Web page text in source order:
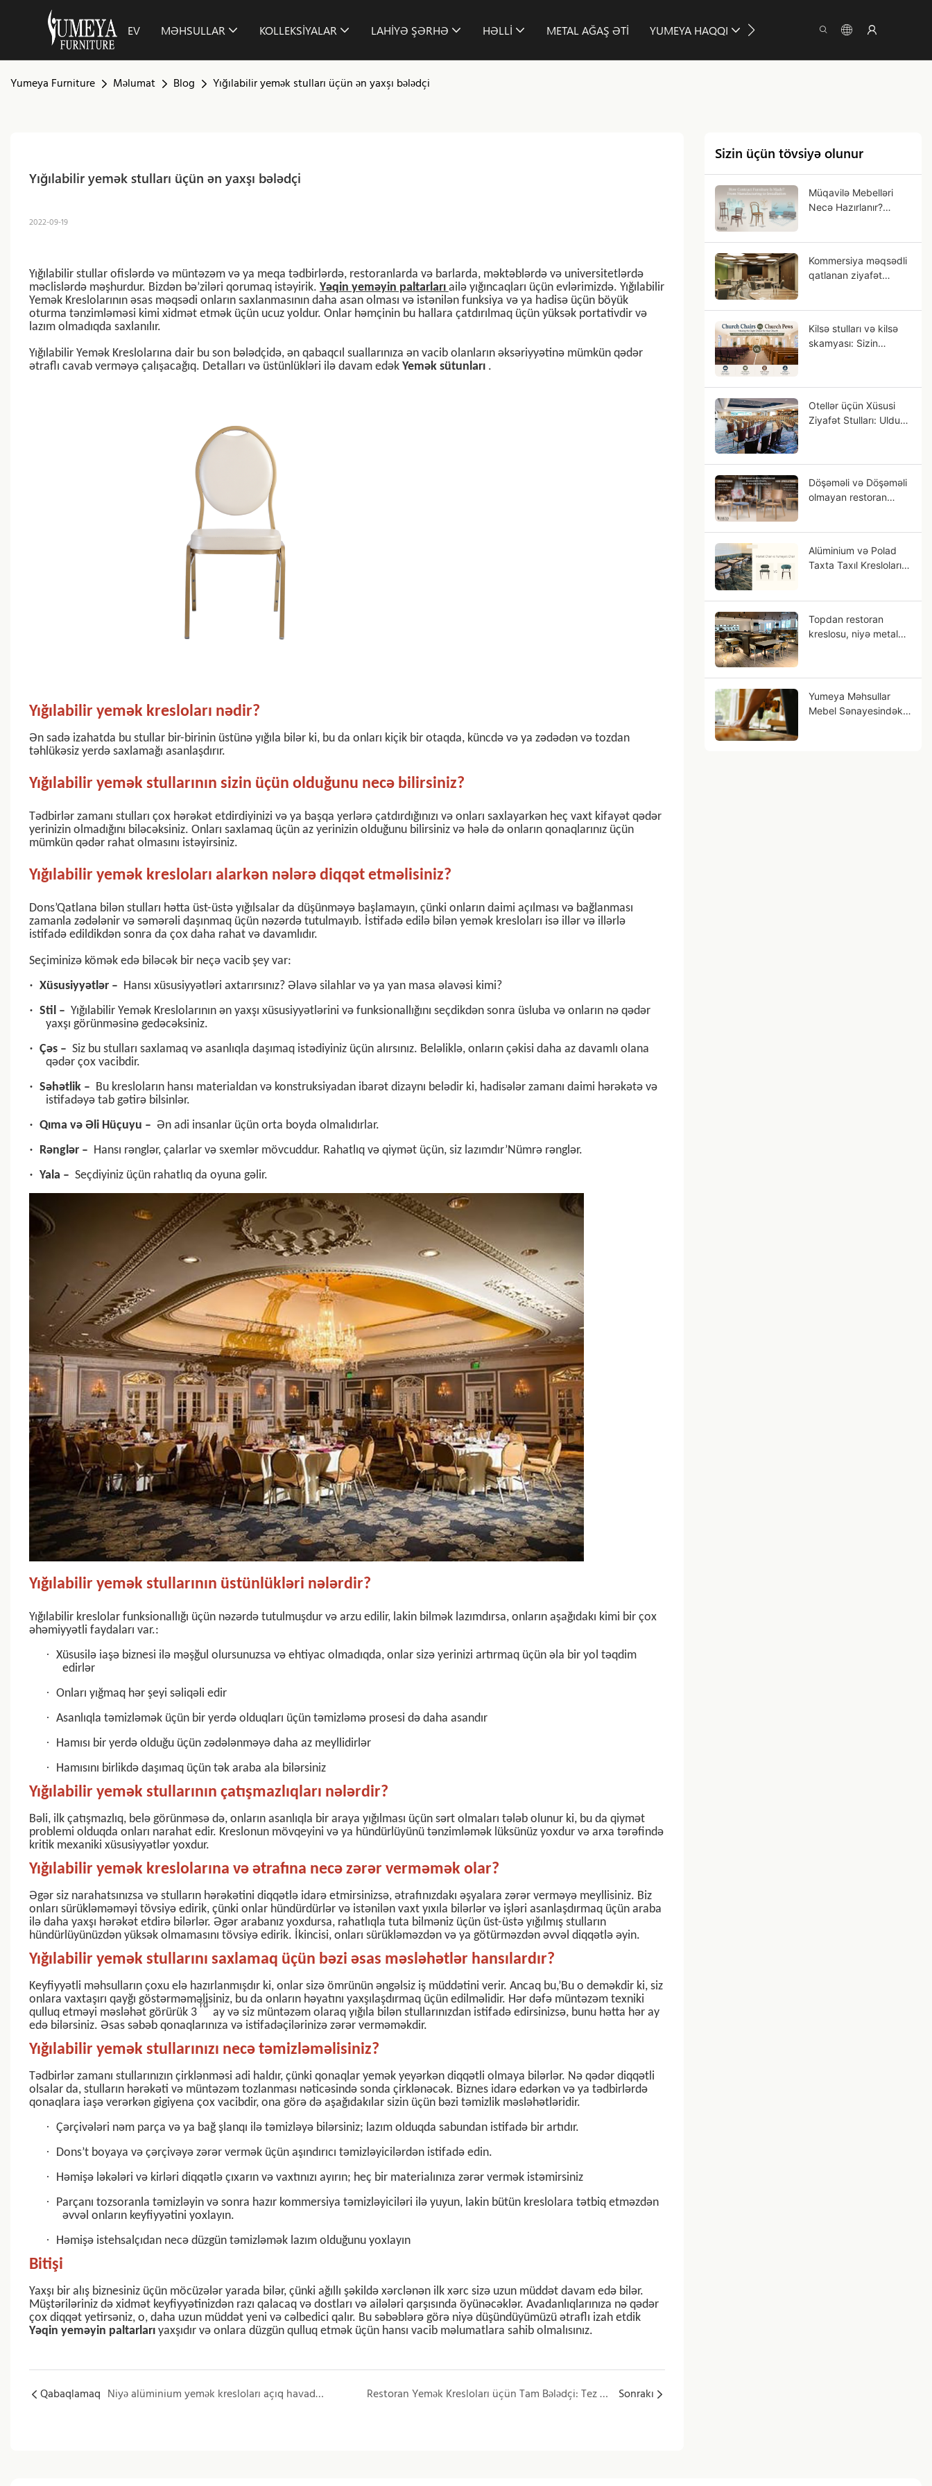
EV MƏHSULLAR KOLLEKSIYALAR LAHIYƏ ŞƏRHƏ HƏLLI METAL AĞAŞ ƏTI YUMEYA HAQQI BAĞLAN
Yumeya Furniture Məlumat Blog Yığılabilir yemək stulları üçün ən yaxşı bələdçi
Yığılabilir yemək stulları üçün ən yaxşı bələdçi
2022-09-19
Yığılabilir stullar ofislərdə və müntəzəm və ya meqa tədbirlərdə, restoranlarda və barlarda, məktəblərdə və universitetlərdə
məclislərdə məşhurdur. Bizdən bə’ziləri qorumaq istəyirik. Yəqin yeməyin paltarları ailə yığıncaqları üçün evlərimizdə. Yığılabilir
Yemək Kreslolarının əsas məqsədi onların saxlanmasının daha asan olması və istənilən funksiya və ya hadisə üçün böyük
oturma tənzimləməsi kimi xidmət etmək üçün ucuz yoldur. Onlar həmçinin bu hallara çatdırılmaq üçün yüksək portativdir və
lazım olmadıqda saxlanılır.
Yığılabilir Yemək Kreslolarına dair bu son bələdçidə, ən qabaqcıl suallarınıza ən vacib olanların əksəriyyətinə mümkün qədər
ətraflı cavab verməyə çalışacağıq. Detalları və üstünlükləri ilə davam edək Yemək sütunları .
Yığılabilir yemək kresloları nədir?
Ən sadə izahatda bu stullar bir-birinin üstünə yığıla bilər ki, bu da onları kiçik bir otaqda, küncdə və ya zədədən və tozdan
təhlükəsiz yerdə saxlamağı asanlaşdırır.
Yığılabilir yemək stullarının sizin üçün olduğunu necə bilirsiniz?
Tədbirlər zamanı stulları çox hərəkət etdirdiyinizi və ya başqa yerlərə çatdırdığınızı və onları saxlayarkən heç vaxt kifayət qədər
yerinizin olmadığını biləcəksiniz. Onları saxlamaq üçün az yerinizin olduğunu bilirsiniz və hələ də onların qonaqlarınız üçün
mümkün qədər rahat olmasını istəyirsiniz.
Yığılabilir yemək kresloları alarkən nələrə diqqət etməlisiniz?
Dons’Qatlana bilən stulları hətta üst-üstə yığılsalar da düşünməyə başlamayın, çünki onların daimi açılması və bağlanması
zamanla zədələnir və səmərəli daşınmaq üçün nəzərdə tutulmayıb. İstifadə edilə bilən yemək kresloları isə illər və illərlə
istifadə edildikdən sonra da çox daha rahat və davamlıdır.
Seçiminizə kömək edə biləcək bir neçə vacib şey var:
· Xüsusiyyətlər – Hansı xüsusiyyətləri axtarırsınız? Əlavə silahlar və ya yan masa əlavəsi kimi?
· Stil – Yığılabilir Yemək Kreslolarının ən yaxşı xüsusiyyətlərini və funksionallığını seçdikdən sonra üsluba və onların nə qədər
yaxşı görünməsinə gedəcəksiniz.
· Çəs – Siz bu stulları saxlamaq və asanlıqla daşımaq istədiyiniz üçün alırsınız. Beləliklə, onların çəkisi daha az davamlı olana
qədər çox vacibdir.
· Səhətlik – Bu kresloların hansı materialdan və konstruksiyadan ibarət dizaynı belədir ki, hadisələr zamanı daimi hərəkətə və
istifadəyə tab gətirə bilsinlər.
· Qıma və Əli Hüçuyu – Ən adi insanlar üçün orta boyda olmalıdırlar.
· Rənglər – Hansı rənglər, çalarlar və sxemlər mövcuddur. Rahatlıq və qiymət üçün, siz lazımdır’Nümrə rənglər.
· Yala – Seçdiyiniz üçün rahatlıq da oyuna gəlir.
Yığılabilir yemək stullarının üstünlükləri nələrdir?
Yığılabilir kreslolar funksionallığı üçün nəzərdə tutulmuşdur və arzu edilir, lakin bilmək lazımdırsa, onların aşağıdakı kimi bir çox
əhəmiyyətli faydaları var.:
· Xüsusilə iaşə biznesi ilə məşğul olursunuzsa və ehtiyac olmadıqda, onlar sizə yerinizi artırmaq üçün əla bir yol təqdim
edirlər
· Onları yığmaq hər şeyi səliqəli edir
· Asanlıqla təmizləmək üçün bir yerdə olduqları üçün təmizləmə prosesi də daha asandır
· Hamısı bir yerdə olduğu üçün zədələnməyə daha az meyllidirlər
· Hamısını birlikdə daşımaq üçün tək araba ala bilərsiniz
Yığılabilir yemək stullarının çatışmazlıqları nələrdir?
Bəli, ilk çatışmazlıq, belə görünməsə də, onların asanlıqla bir araya yığılması üçün sərt olmaları tələb olunur ki, bu da qiymət
problemi olduqda onları narahat edir. Kreslonun mövqeyini və ya hündürlüyünü tənzimləmək lüksünüz yoxdur və arxa tərəfində
kritik mexaniki xüsusiyyətlər yoxdur.
Yığılabilir yemək kreslolarına və ətrafına necə zərər verməmək olar?
Əgər siz narahatsınızsa və stulların hərəkətini diqqətlə idarə etmirsinizsə, ətrafınızdakı əşyalara zərər verməyə meyllisiniz. Biz
onları sürükləməməyi tövsiyə edirik, çünki onlar hündürdürlər və istənilən vaxt yıxıla bilərlər və işləri asanlaşdırmaq üçün araba
ilə daha yaxşı hərəkət etdirə bilərlər. Əgər arabanız yoxdursa, rahatlıqla tuta bilməniz üçün üst-üstə yığılmış stulların
hündürlüyünüzdən yüksək olmamasını tövsiyə edirik. İkincisi, onları sürükləməzdən və ya götürməzdən əvvəl diqqətlə əyin.
Yığılabilir yemək stullarını saxlamaq üçün bəzi əsas məsləhətlər hansılardır?
Keyfiyyətli məhsulların çoxu elə hazırlanmışdır ki, onlar sizə ömrünün əngəlsiz iş müddətini verir. Ancaq bu,’Bu o deməkdir ki, siz
onlara vaxtaşırı qayğı göstərməməlisiniz, bu da onların həyatını yaxşılaşdırmaq üçün edilməlidir. Hər dəfə müntəzəm texniki
qulluq etməyi məsləhət görürük 3
rd
ay və siz müntəzəm olaraq yığıla bilən stullarınızdan istifadə edirsinizsə, bunu hətta hər ay
edə bilərsiniz. Əsas səbəb qonaqlarınıza və istifadəçilərinizə zərər verməməkdir.
Yığılabilir yemək stullarınızı necə təmizləməlisiniz?
Tədbirlər zamanı stullarınızın çirklənməsi adi haldır, çünki qonaqlar yemək yeyərkən diqqətli olmaya bilərlər. Nə qədər diqqətli
olsalar da, stulların hərəkəti və müntəzəm tozlanması nəticəsində sonda çirklənəcək. Biznes idarə edərkən və ya tədbirlərdə
qonaqlara iaşə verərkən gigiyena çox vacibdir, ona görə də aşağıdakılar sizin üçün bəzi təmizlik məsləhətləridir.
· Çərçivələri nəm parça və ya bağ şlanqı ilə təmizləyə bilərsiniz; lazım olduqda sabundan istifadə bir artıdır.
· Dons’t boyaya və çərçivəyə zərər vermək üçün aşındırıcı təmizləyicilərdən istifadə edin.
· Həmişə ləkələri və kirləri diqqətlə çıxarın və vaxtınızı ayırın; heç bir materialınıza zərər vermək istəmirsiniz
·
Parçanı tozsoranla təmizləyin və sonra hazır kommersiya təmizləyiciləri ilə yuyun, lakin bütün kreslolara tətbiq etməzdən
əvvəl onların keyfiyyətini yoxlayın.
· Həmişə istehsalçıdan necə düzgün təmizləmək lazım olduğunu yoxlayın
Bitişi
Yaxşı bir alış biznesiniz üçün möcüzələr yarada bilər, çünki ağıllı şəkildə xərclənən ilk xərc sizə uzun müddət davam edə bilər.
Müştəriləriniz də xidmət keyfiyyətinizdən razı qalacaq və dostları və ailələri qarşısında öyünəcəklər. Avadanlıqlarınıza nə qədər
çox diqqət yetirsəniz, o, daha uzun müddət yeni və cəlbedici qalır. Bu səbəblərə görə niyə düşündüyümüzü ətraflı izah etdik
Yəqin yeməyin paltarları yaxşıdır və onlara düzgün qulluq etmək üçün hansı vacib məlumatlara sahib olmalısınız.
Qabaqlamaq Niyə alüminium yemək kresloları açıq havada mebel üçün ən yaxşısıdır? Restoran Yemək Kresloları üçün Tam Bələdçi: Tez Alıcı Bələdçisi Sonrakı
Sizin üçün tövsiyə olunur
Müqavilə Mebelləri
Necə Hazırlanır?
Kommersiya məqsədli
qatlanan ziyafət
Kilsə stulları və kilsə
skamyası: Sizin
Otellər üçün Xüsusi
Ziyafət Stulları: Ulduz
Bələdçisi
Döşəməli və Döşəməli
olmayan restoran
Alüminium və Polad
Taxta Taxıl Kresloları:
Topdan restoran
kreslosu, niyə metal
Gələcək?
Yumeya Məhsullar
Mebel Sənayesindəki